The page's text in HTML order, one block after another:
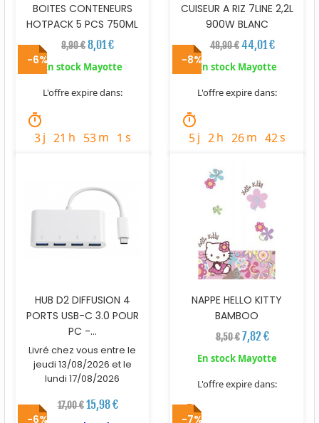
BOITES CONTENEURS
HOTPACK 5 PCS 750ML
8,90 €8,01 €
En stock Mayotte
L'offre expire dans:
timer
3j 21 h 52m 0 s
CUISEUR A RIZ 7LINE 2,2L
900W BLANC
48,90 € 44,01 €
En stock Mayotte
L'offre expire dans:
timer
5j 2h 26m 40s
-6%
HUB D2 DIFFUSION 4
PORTS USB-C 3.0 POUR
PC -...
Livré chez vous entre le
jeudi 13/08/2026 et le
lundi 17/08/2026
17,00 € 15,98 €
-8%
NAPPE HELLO KITTY
BAMBOO
8,50 € 7,82 €
En stock Mayotte
L'offre expire dans:
timer
-6% -7%